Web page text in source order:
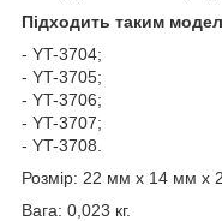
Підходить таким
- YT-3704;
- YT-3705;
- YT-3706;
- YT-3707;
- YT-3708.
Розмір: 22 мм х 14 мм х
Вага: 0,023 кг.